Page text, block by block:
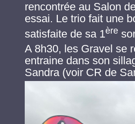
rencontrée au Salon
essai. Le trio fait une
satisfaite de sa 1ère
A 8h30, les Gravel se
entraine dans son
Sandra (voir CR de